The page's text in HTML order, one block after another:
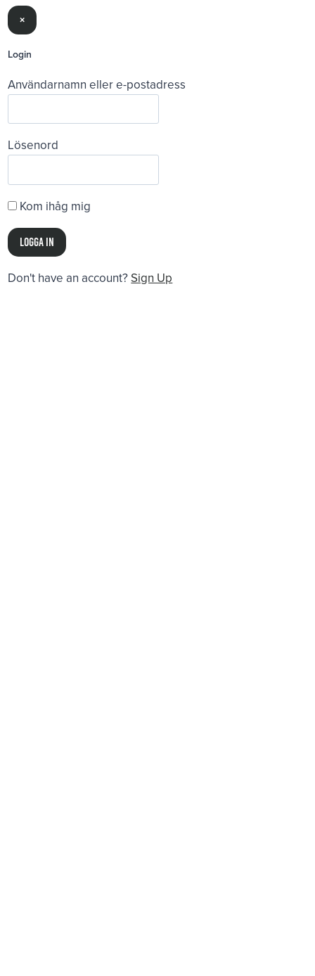
×
Login
Användarnamn eller e-postadress
Lösenord
Kom ihåg mig
Don't have an account? Sign Up